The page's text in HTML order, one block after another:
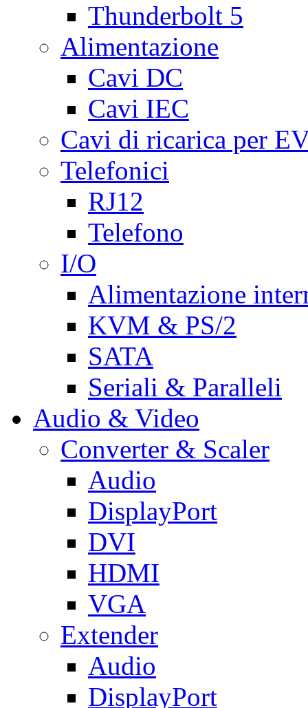
Thunderbolt 5
Alimentazione
Cavi DC
Cavi IEC
Cavi di ricarica per
Telefonici
RJ12
Telefono
I/O
Alimentazione
KVM & PS/2
SATA
Seriali & Paralleli
Audio & Video
Converter & Scaler
Audio
DisplayPort
DVI
HDMI
VGA
Extender
Audio
DisplayPort